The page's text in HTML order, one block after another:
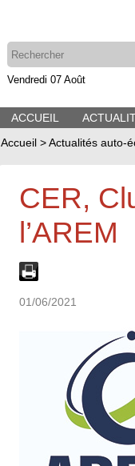
Vendredi 07 Août
ACCUEIL
Accueil >Actualités auto-
CER,
l’AREM
01/06/2021